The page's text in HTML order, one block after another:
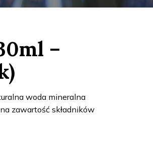
–
woda mineralna
zawartość składników